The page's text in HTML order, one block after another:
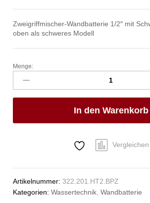
Zweigriffmischer-Wandbatterie 1/2″ mit
oben als schweres Modell
profi
Wandbatterie
1/2"
Anzahl
Menge:
In den Warenkorb
Vergleichen
Artikelnummer:322.201.HT2.BPZ
Kategorien:Wassertechnik,Wandbatterie